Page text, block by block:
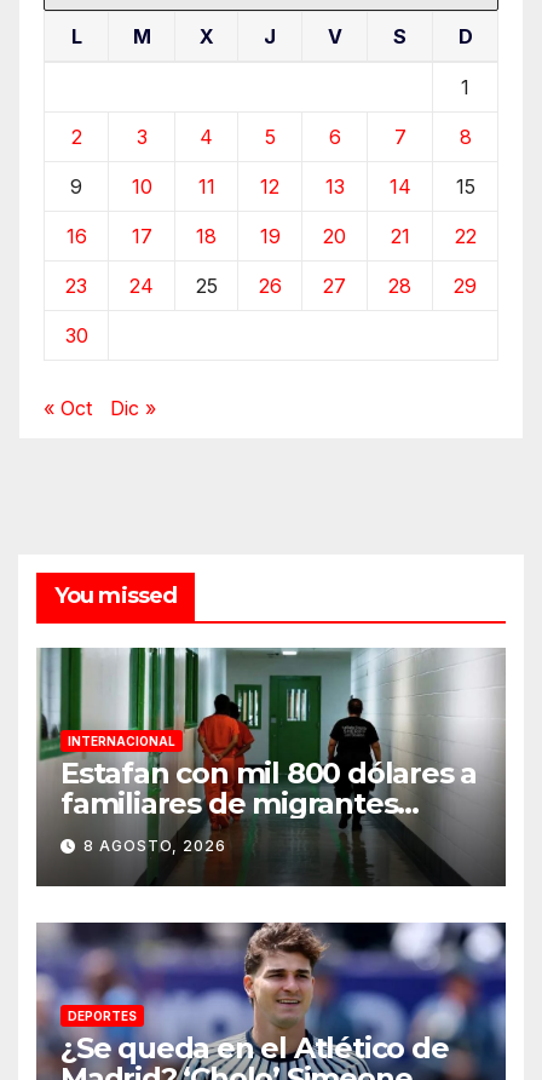
L M X J V S D
1
2 3 4 5 6 7 8
9 10 11 12 13 14 15
16 17 18 19 20 21 22
23 24 25 26 27 28 29
30
« Oct Dic »
You missed
INTERNACIONAL
Estafan con mil 800 dólares a
familiares de migrantes
detenidos en Estados Unidos;
prometen liberarlos
8 AGOSTO, 2026
DEPORTES
¿Se queda en el Atlético de